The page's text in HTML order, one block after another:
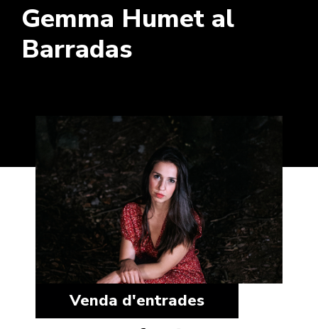
Gemma Humet al
Barradas
Venda d'entrades